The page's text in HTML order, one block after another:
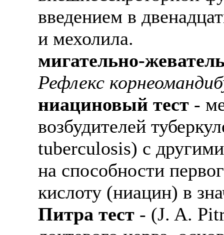
введением в
и мехолила.
мигательно-
Рефлекс
ниациновый тест -
возбудителей
tuberculosis) с
на способности
кислоту (ниацин) в
Питра тест - (J. A.